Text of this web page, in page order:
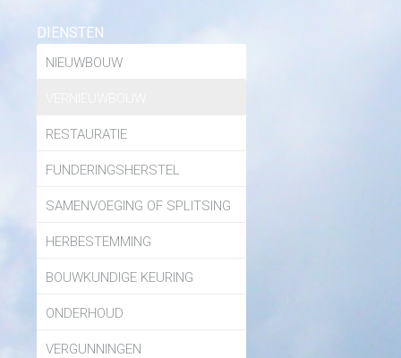
DIENSTEN
NIEUWBOUW
RESTAURATIE
FUNDERINGSHERSTEL
SAMENVOEGING OF SPLITSING
HERBESTEMMING
BOUWKUNDIGE KEURING
ONDERHOUD
VERGUNNINGEN